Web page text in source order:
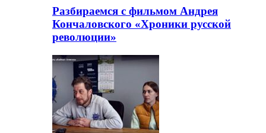
Разбираемся с фильмом Андрея
Кончаловского «Хроники русской
революции»